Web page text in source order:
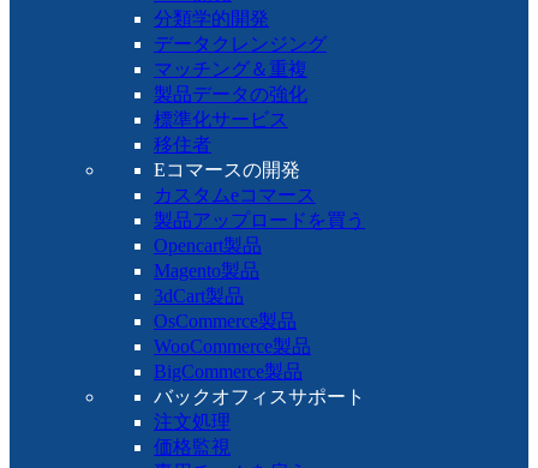
分類学的開発
データクレンジング
マッチング＆重複
製品データの強化
標準化サービス
移住者
Eコマースの開発
カスタムeコマース
製品アップロードを買う
Opencart製品
Magento製品
3dCart製品
OsCommerce製品
WooCommerce製品
BigCommerce製品
バックオフィスサポート
注文処理
価格監視